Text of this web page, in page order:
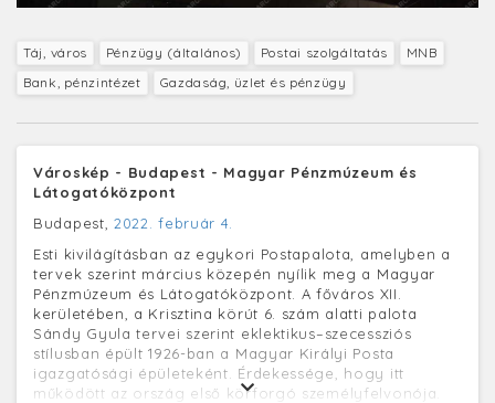
Táj, város Pénzügy (általános) Postai szolgáltatás
MNB
Bank, pénzintézet
Gazdaság, üzlet és pénzügy
Városkép - Budapest - Magyar Pénzmúzeum és
Látogatóközpont
Budapest, 2022. február 4.
Esti kivilágításban az egykori Postapalota, amelyben a
tervek szerint március közepén nyílik meg a Magyar
Pénzmúzeum és Látogatóközpont. A főváros XII.
kerületében, a Krisztina körút 6. szám alatti palota
Sándy Gyula tervei szerint eklektikus–szecessziós
stílusban épült 1926-ban a Magyar Királyi Posta
igazgatósági épületeként. Érdekessége, hogy itt
működött az ország első körforgó személyfelvonója.